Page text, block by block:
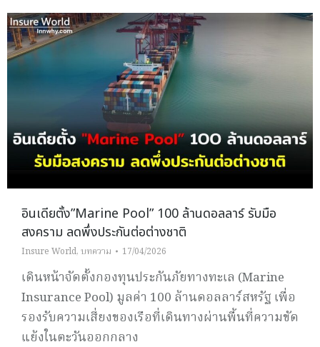
อินเดียตั้ง”Marine Pool” 100 ล้านดอลลาร์ รับมือ
สงคราม ลดพึ่งประกันต่อต่างชาติ
Insure World, บทความ 17/04/2026
เดินหน้าจัดตั้งกองทุนประกันภัยทางทะเล (Marine
Insurance Pool) มูลค่า 100 ล้านดอลลาร์สหรัฐ เพื่อ
รองรับความเสี่ยงของเรือที่เดินทางผ่านพื้นที่ความขัด
แย้งในตะวันออกกลาง